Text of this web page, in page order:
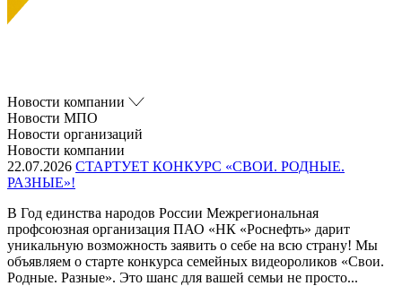
Новости компании
Новости МПО
Новости организаций
Новости компании
22.07.2026 СТАРТУЕТ КОНКУРС «СВОИ. РОДНЫЕ.
РАЗНЫЕ»!
В Год единства народов России Межрегиональная
профсоюзная организация ПАО «НК «Роснефть» дарит
уникальную возможность заявить о себе на всю страну! Мы
объявляем о старте конкурса семейных видеороликов «Свои.
Родные. Разные». Это шанс для вашей семьи не просто...